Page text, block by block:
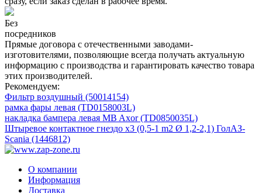
Без
посредников
Прямые договора с отечественными заводами-
изготовителями, позволяющие всегда получать актуальную
информацию с производства и гарантировать качество товара
этих производителей.
Рекомендуем:
Фильтр воздушный (50014154)
рамка фары левая (TD0158003L)
накладка бампера левая MB Axor (TD0850035L)
Штыревое контактное гнездо x3 (0,5-1 m2 Ø 1,2-2,1) ГолАЗ-
Scania (1446812)
О компании
Информация
Доставка